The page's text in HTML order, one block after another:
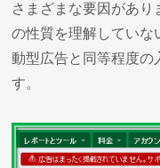
さまざまな要因があり
の性質を理解していな
動型広告と同等程度の
す。